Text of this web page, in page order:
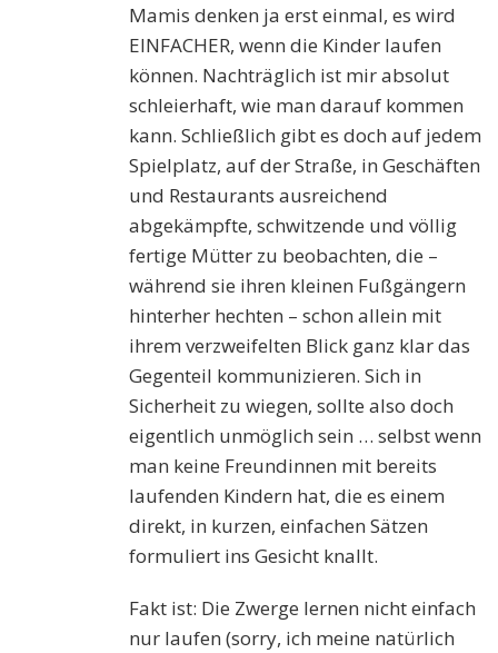
Mamis denken ja erst einmal, es wird
EINFACHER, wenn die Kinder laufen
können. Nachträglich ist mir absolut
schleierhaft, wie man darauf kommen
kann. Schließlich gibt es doch auf jedem
Spielplatz, auf der Straße, in Geschäften
und Restaurants ausreichend
abgekämpfte, schwitzende und völlig
fertige Mütter zu beobachten, die –
während sie ihren kleinen Fußgängern
hinterher hechten – schon allein mit
ihrem verzweifelten Blick ganz klar das
Gegenteil kommunizieren. Sich in
Sicherheit zu wiegen, sollte also doch
eigentlich unmöglich sein … selbst wenn
man keine Freundinnen mit bereits
laufenden Kindern hat, die es einem
direkt, in kurzen, einfachen Sätzen
formuliert ins Gesicht knallt.
Fakt ist: Die Zwerge lernen nicht einfach
nur laufen (sorry, ich meine natürlich